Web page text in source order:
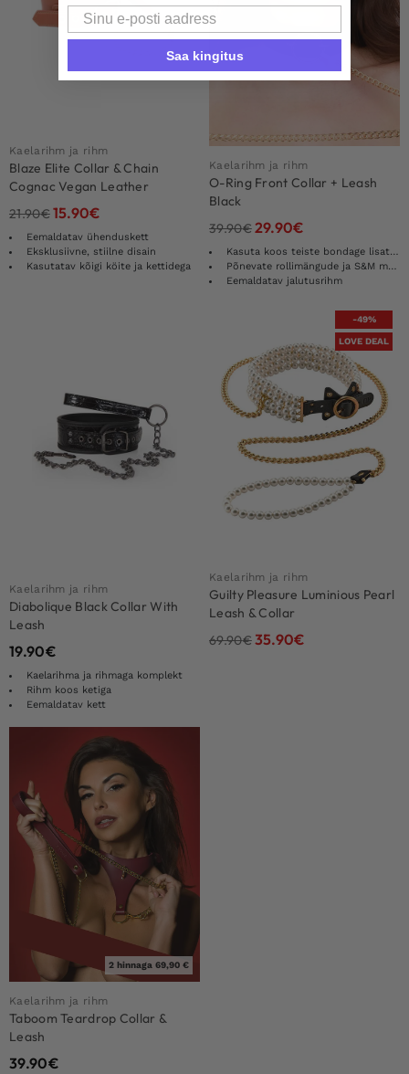
Kaelarihm ja rihm
Blaze Elite Collar & Chain
Cognac Vegan Leather
21.90€15.90€
Eemaldatav ühenduskett
Eksklusiivne, stiilne disain
Kasutatav kõigi köite ja kettidega
Kaelarihm ja rihm
O-Ring Front Collar + Leash
Black
39.90€29.90€
Kasuta koos teiste bondage lisatarvikutega
Põnevate rollimängude ja S&M mängude jaoks
Eemaldatav jalutusrihm
Kaelarihm ja rihm
Diabolique Black Collar With
Leash
19.90€
Kaelarihma ja rihmaga komplekt
Rihm koos ketiga
Eemaldatav kett
-49%
LOVE DEAL
Kaelarihm ja rihm
Guilty Pleasure Luminious Pearl
Leash & Collar
69.90€35.90€
2 hinnaga 69,90 €
Kaelarihm ja rihm
Taboom Teardrop Collar &
Leash
39.90€
Email
Saa kingitus